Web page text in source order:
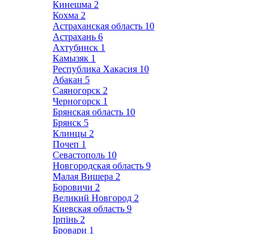
Кинешма 2
Кохма 2
Астраханская область 10
Астрахань 6
Ахтубинск 1
Камызяк 1
Республика Хакасия 10
Абакан 5
Саяногорск 2
Черногорск 1
Брянская область 10
Брянск 5
Клинцы 2
Почеп 1
Севастополь 10
Новгородская область 9
Малая Вишера 2
Боровичи 2
Великий Новгород 2
Киевская область 9
Ірпінь 2
Бровари 1